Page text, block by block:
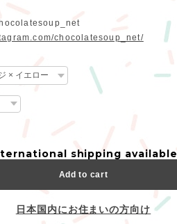
chocolatesoup_net/
shipping available
Add to cart
日本国内にお住まいの方向け